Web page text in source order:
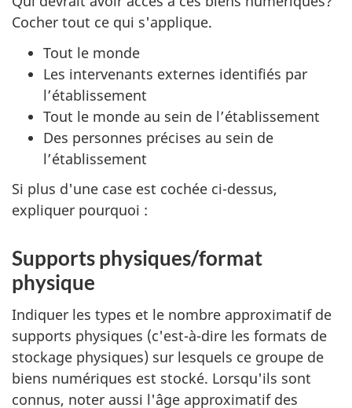
Cocher tout ce qui s'applique.
Tout le monde
Les intervenants externes identifiés par
l’établissement
Tout le monde au sein de l’établissement
Des personnes précises au sein de
l’établissement
Si plus d'une case est cochée ci-dessus,
expliquer pourquoi :
Supports physiques/format
physique
Indiquer les types et le nombre approximatif de
supports physiques (c'est-à-dire les formats de
stockage physiques) sur lesquels ce groupe de
biens numériques est stocké. Lorsqu'ils sont
connus, noter aussi l'âge approximatif des